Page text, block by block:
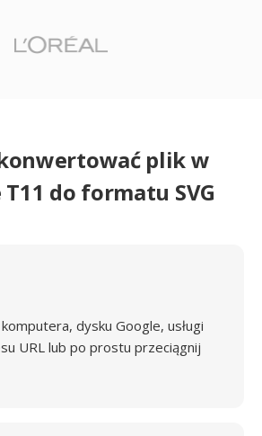
plik w
do formatu SVG
dysku Google, usługi
URL lub po prostu przeciągnij